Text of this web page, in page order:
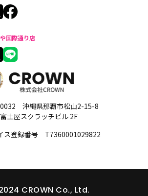
沖縄県那覇市松山2-15-8
富士屋スクラッチビル 2F
ス登録番号 T7360001029822
国際通り店
CROWN Co., Ltd.